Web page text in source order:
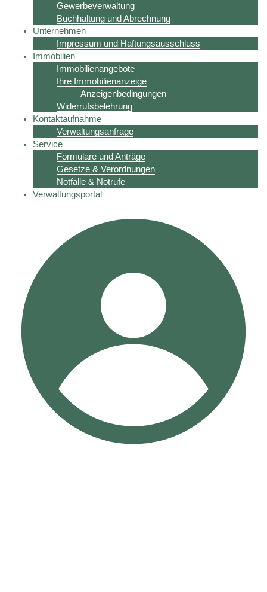
Gewerbeverwaltung
Buchhaltung und Abrechnung
Unternehmen
Impressum und Haftungsausschluss
Immobilien
Immobilienangebote
Ihre Immobilienanzeige
Anzeigenbedingungen
Widerrufsbelehrung
Kontaktaufnahme
Verwaltungsanfrage
Service
Formulare und Anträge
Gesetze & Verordnungen
Notfälle & Notrufe
Verwaltungsportal